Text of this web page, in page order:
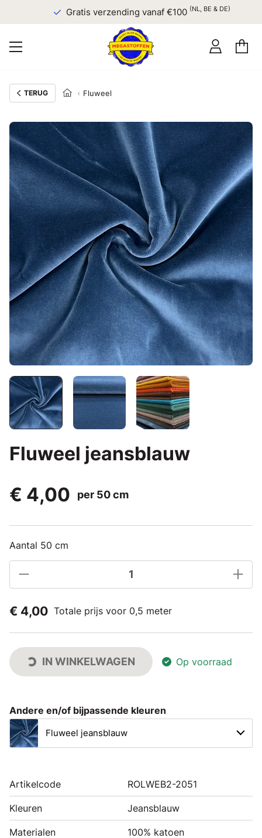
Gratis verzending vanaf €100(NL, BE & DE)
TERUG Fluweel
Fluweel jeansblauw
€ 4,00
per 50 cm
Aantal 50 cm
€ 4,00 Totale prijs voor 0,5 meter
IN WINKELWAGEN Op voorraad
Andere en/of bijpassende kleuren
Fluweel jeansblauw
Artikelcode ROLWEB2-2051
Kleuren Jeansblauw
Materialen 100% katoen